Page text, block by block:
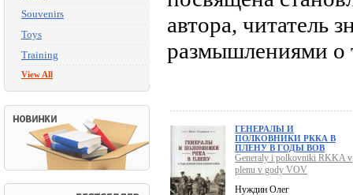
Souvenirs
Toys
Training
View All
автора, читатель
размышлениями о
ГЕНЕРАЛЫ И
ПОЛКОВНИКИ РККА В
ПЛЕНУ В ГОДЫ ВОВ
Generaly i polkovniki RKKA v
plenu v gody VOV
Нуждин Олег